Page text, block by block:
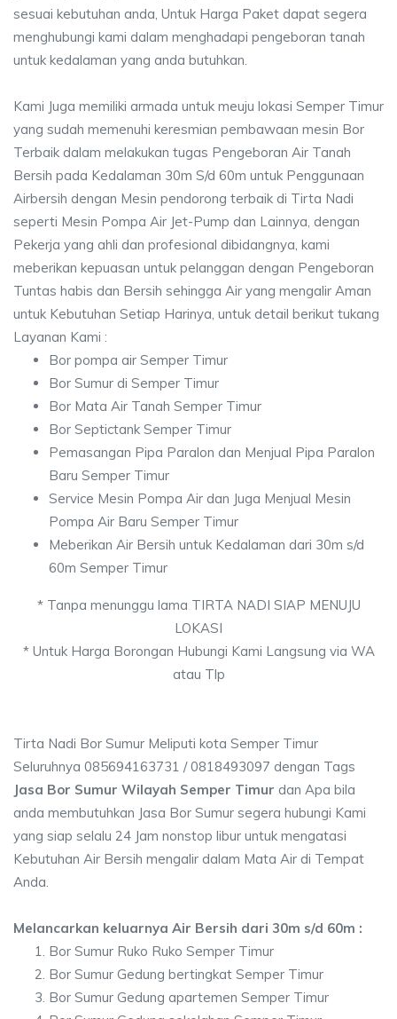
sesuai kebutuhan anda, Untuk Harga Paket dapat segera
menghubungi kami dalam menghadapi pengeboran tanah
untuk kedalaman yang anda butuhkan.
Kami Juga memiliki armada untuk meuju lokasi Semper Timur
yang sudah memenuhi keresmian pembawaan mesin Bor
Terbaik dalam melakukan tugas Pengeboran Air Tanah
Bersih pada Kedalaman 30m S/d 60m untuk Penggunaan
Airbersih dengan Mesin pendorong terbaik di Tirta Nadi
seperti Mesin Pompa Air Jet-Pump dan Lainnya, dengan
Pekerja yang ahli dan profesional dibidangnya, kami
meberikan kepuasan untuk pelanggan dengan Pengeboran
Tuntas habis dan Bersih sehingga Air yang mengalir Aman
untuk Kebutuhan Setiap Harinya, untuk detail berikut tukang
Layanan Kami :
Bor pompa air Semper Timur
Bor Sumur di Semper Timur
Bor Mata Air Tanah Semper Timur
Bor Septictank Semper Timur
Pemasangan Pipa Paralon dan Menjual Pipa Paralon
Baru Semper Timur
Service Mesin Pompa Air dan Juga Menjual Mesin
Pompa Air Baru Semper Timur
Meberikan Air Bersih untuk Kedalaman dari 30m s/d
60m Semper Timur
* Tanpa menunggu lama TIRTA NADI SIAP MENUJU
LOKASI
* Untuk Harga Borongan Hubungi Kami Langsung via WA
atau Tlp
Tirta Nadi Bor Sumur Meliputi kota Semper Timur
Seluruhnya 085694163731 / 0818493097 dengan Tags
Jasa Bor Sumur Wilayah Semper Timur dan Apa bila
anda membutuhkan Jasa Bor Sumur segera hubungi Kami
yang siap selalu 24 Jam nonstop libur untuk mengatasi
Kebutuhan Air Bersih mengalir dalam Mata Air di Tempat
Anda.
Melancarkan keluarnya Air Bersih dari 30m s/d 60m :
Bor Sumur Ruko Ruko Semper Timur
Bor Sumur Gedung bertingkat Semper Timur
Bor Sumur Gedung apartemen Semper Timur